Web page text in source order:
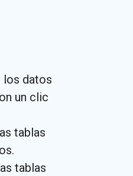
los datos
un clic
tablas
tablas